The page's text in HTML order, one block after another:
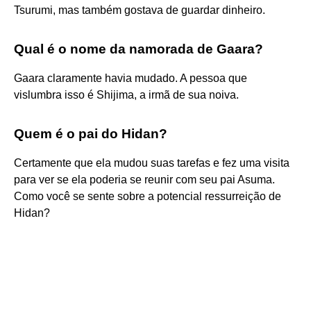
Tsurumi, mas também gostava de guardar dinheiro.
Qual é o nome da namorada de Gaara?
Gaara claramente havia mudado. A pessoa que
vislumbra isso é Shijima, a irmã de sua noiva.
Quem é o pai do Hidan?
Certamente que ela mudou suas tarefas e fez uma visita
para ver se ela poderia se reunir com seu pai Asuma.
Como você se sente sobre a potencial ressurreição de
Hidan?